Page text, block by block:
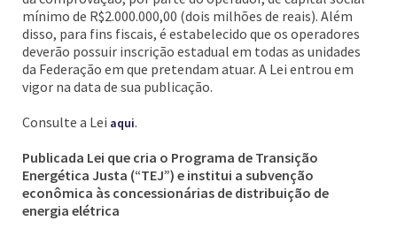
mínimo de R$2.000.000,00 (dois milhões de reais). Além
disso, para fins fiscais, é estabelecido que os operadores
deverão possuir inscrição estadual em todas as unidades
da Federação em que pretendam atuar. A Lei entrou em
vigor na data de sua publicação.
Consulte a Lei aqui.
Publicada Lei que cria o Programa de Transição
Energética Justa (“TEJ”) e institui a subvenção
econômica às concessionárias de distribuição de
energia elétrica